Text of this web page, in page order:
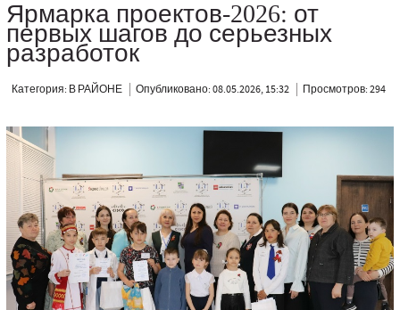
Ярмарка проектов-2026: от
первых шагов до серьезных
разработок
Категория: В РАЙОНЕ Опубликовано: 08.05.2026, 15:32 Просмотров: 294